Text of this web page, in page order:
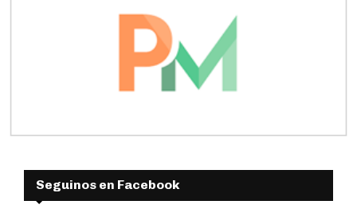
Seguinos en Facebook